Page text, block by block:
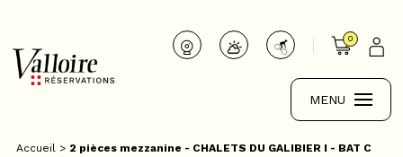
0
MENU
Accueil > 2 pièces mezzanine - CHALETS DU GALIBIER I - BAT C